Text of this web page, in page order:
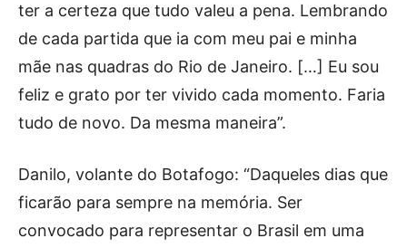
ter a certeza que tudo valeu a pena. Lembrando
de cada partida que ia com meu pai e minha
mãe nas quadras do Rio de Janeiro. […] Eu sou
feliz e grato por ter vivido cada momento. Faria
tudo de novo. Da mesma maneira”.
Danilo, volante do Botafogo: “Daqueles dias que
ficarão para sempre na memória. Ser
convocado para representar o Brasil em uma